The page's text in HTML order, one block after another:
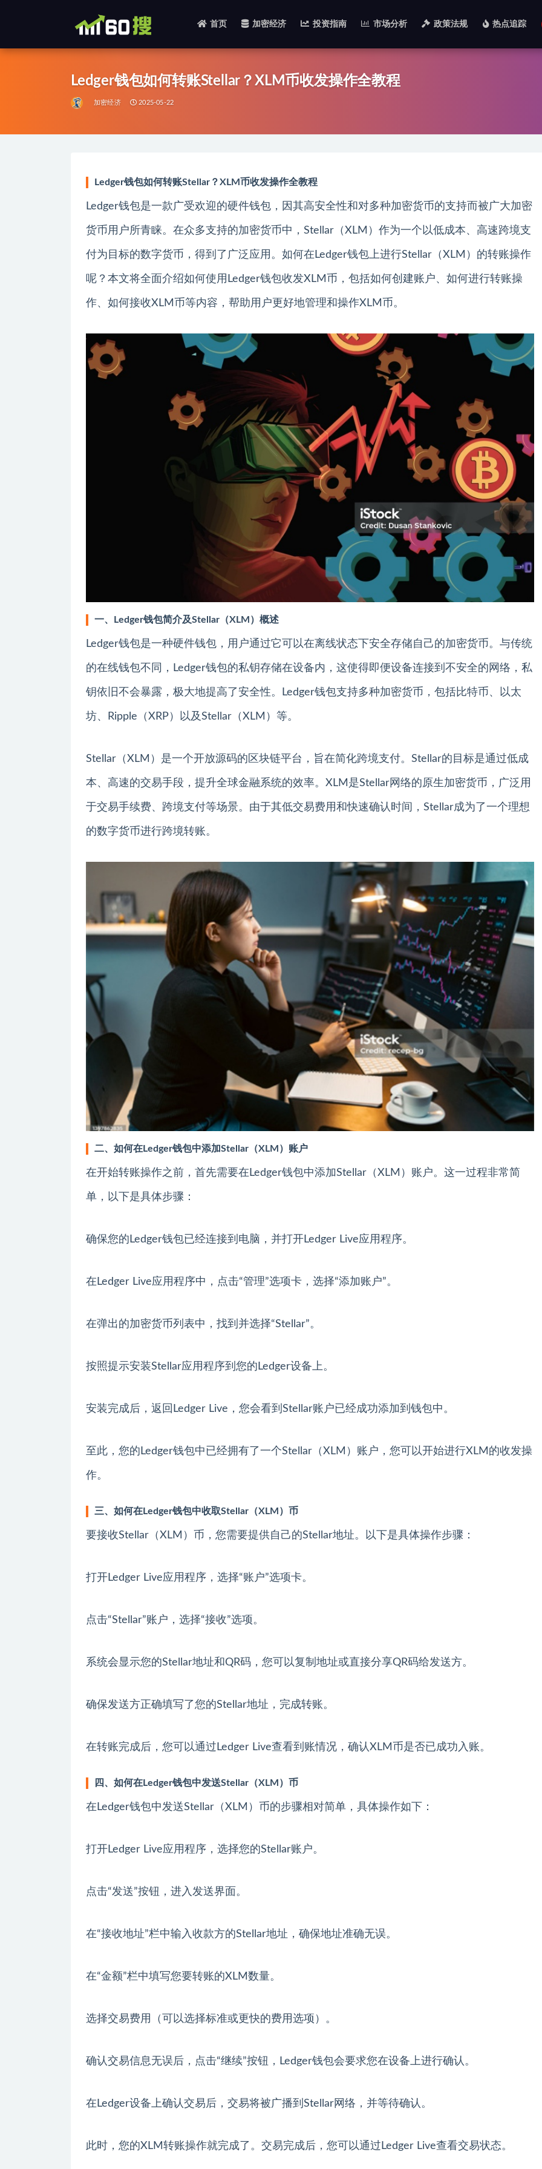
首页 加密经济 投资指南 市场分析 政策法规 热点追踪
Ledger钱包如何转账Stellar？XLM币收发操作全教程
加密经济 2025-05-22
Ledger钱包如何转账Stellar？XLM币收发操作全教程
Ledger钱包是一款广受欢迎的硬件钱包，因其高安全性和对多种加密货币的支持而被广大加密
货币用户所青睐。在众多支持的加密货币中，Stellar（XLM）作为一个以低成本、高速跨境支
付为目标的数字货币，得到了广泛应用。如何在Ledger钱包上进行Stellar（XLM）的转账操作
呢？本文将全面介绍如何使用Ledger钱包收发XLM币，包括如何创建账户、如何进行转账操
作、如何接收XLM币等内容，帮助用户更好地管理和操作XLM币。
一、Ledger钱包简介及Stellar（XLM）概述
Ledger钱包是一种硬件钱包，用户通过它可以在离线状态下安全存储自己的加密货币。与传统
的在线钱包不同，Ledger钱包的私钥存储在设备内，这使得即便设备连接到不安全的网络，私
钥依旧不会暴露，极大地提高了安全性。Ledger钱包支持多种加密货币，包括比特币、以太
坊、Ripple（XRP）以及Stellar（XLM）等。
Stellar（XLM）是一个开放源码的区块链平台，旨在简化跨境支付。Stellar的目标是通过低成
本、高速的交易手段，提升全球金融系统的效率。XLM是Stellar网络的原生加密货币，广泛用
于交易手续费、跨境支付等场景。由于其低交易费用和快速确认时间，Stellar成为了一个理想
的数字货币进行跨境转账。
二、如何在Ledger钱包中添加Stellar（XLM）账户
在开始转账操作之前，首先需要在Ledger钱包中添加Stellar（XLM）账户。这一过程非常简
单，以下是具体步骤：
确保您的Ledger钱包已经连接到电脑，并打开Ledger Live应用程序。
在Ledger Live应用程序中，点击“管理”选项卡，选择“添加账户”。
在弹出的加密货币列表中，找到并选择“Stellar”。
按照提示安装Stellar应用程序到您的Ledger设备上。
安装完成后，返回Ledger Live，您会看到Stellar账户已经成功添加到钱包中。
至此，您的Ledger钱包中已经拥有了一个Stellar（XLM）账户，您可以开始进行XLM的收发操
作。
三、如何在Ledger钱包中收取Stellar（XLM）币
要接收Stellar（XLM）币，您需要提供自己的Stellar地址。以下是具体操作步骤：
打开Ledger Live应用程序，选择“账户”选项卡。
点击“Stellar”账户，选择“接收”选项。
系统会显示您的Stellar地址和QR码，您可以复制地址或直接分享QR码给发送方。
确保发送方正确填写了您的Stellar地址，完成转账。
在转账完成后，您可以通过Ledger Live查看到账情况，确认XLM币是否已成功入账。
四、如何在Ledger钱包中发送Stellar（XLM）币
在Ledger钱包中发送Stellar（XLM）币的步骤相对简单，具体操作如下：
打开Ledger Live应用程序，选择您的Stellar账户。
点击“发送”按钮，进入发送界面。
在“接收地址”栏中输入收款方的Stellar地址，确保地址准确无误。
在“金额”栏中填写您要转账的XLM数量。
选择交易费用（可以选择标准或更快的费用选项）。
确认交易信息无误后，点击“继续”按钮，Ledger钱包会要求您在设备上进行确认。
在Ledger设备上确认交易后，交易将被广播到Stellar网络，并等待确认。
此时，您的XLM转账操作就完成了。交易完成后，您可以通过Ledger Live查看交易状态。